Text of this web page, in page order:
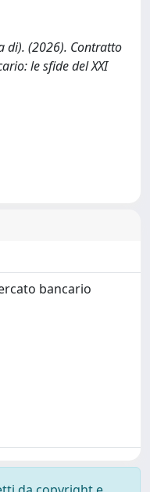
di). (2026). Contratto
le sfide del XXI
bancario